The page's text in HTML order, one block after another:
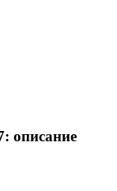
описание